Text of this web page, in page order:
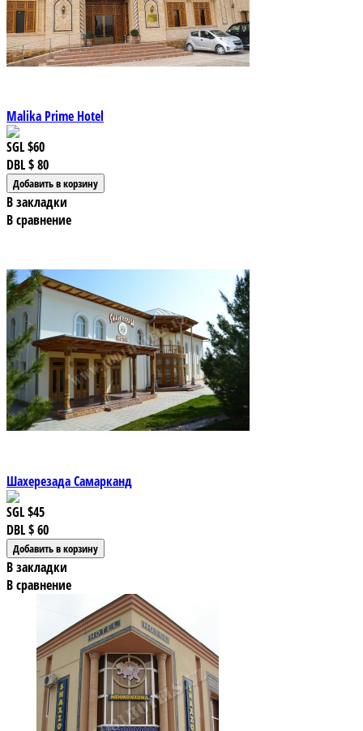
Malika Prime Hotel
SGL$60
DBL$ 80
В закладки
В сравнение
Шахерезада Самарканд
SGL$45
DBL$ 60
В закладки
В сравнение